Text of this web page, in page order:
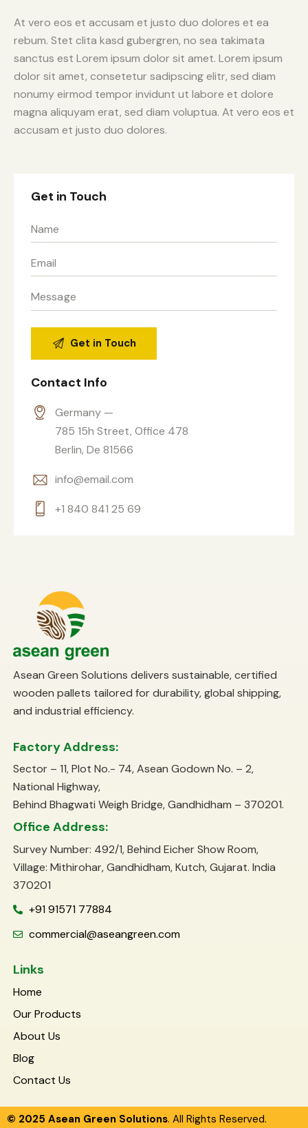
At vero eos et accusam et justo duo dolores et ea
rebum. Stet clita kasd gubergren, no sea takimata
sanctus est Lorem ipsum dolor sit amet. Lorem ipsum
dolor sit amet, consetetur sadipscing elitr, sed diam
nonumy eirmod tempor invidunt ut labore et dolore
magna aliquyam erat, sed diam voluptua. At vero eos et
accusam et justo duo dolores.
Get in Touch
Contact Info
Germany —
785 15h Street, Office 478
Berlin, De 81566
info@email.com
+1 840 841 25 69
Asean Green Solutions delivers sustainable, certified
wooden pallets tailored for durability, global shipping,
and industrial efficiency.
Factory Address:
Sector – 11, Plot No.- 74, Asean Godown No. – 2,
National Highway,
Behind Bhagwati Weigh Bridge, Gandhidham – 370201.
Office Address:
Survey Number: 492/1, Behind Eicher Show Room,
Village: Mithirohar, Gandhidham, Kutch, Gujarat. India
370201
+91 91571 77884
commercial@aseangreen.com
Links
Home
Our Products
About Us
Blog
Contact Us
© 2025 Asean Green Solutions. All Rights Reserved.